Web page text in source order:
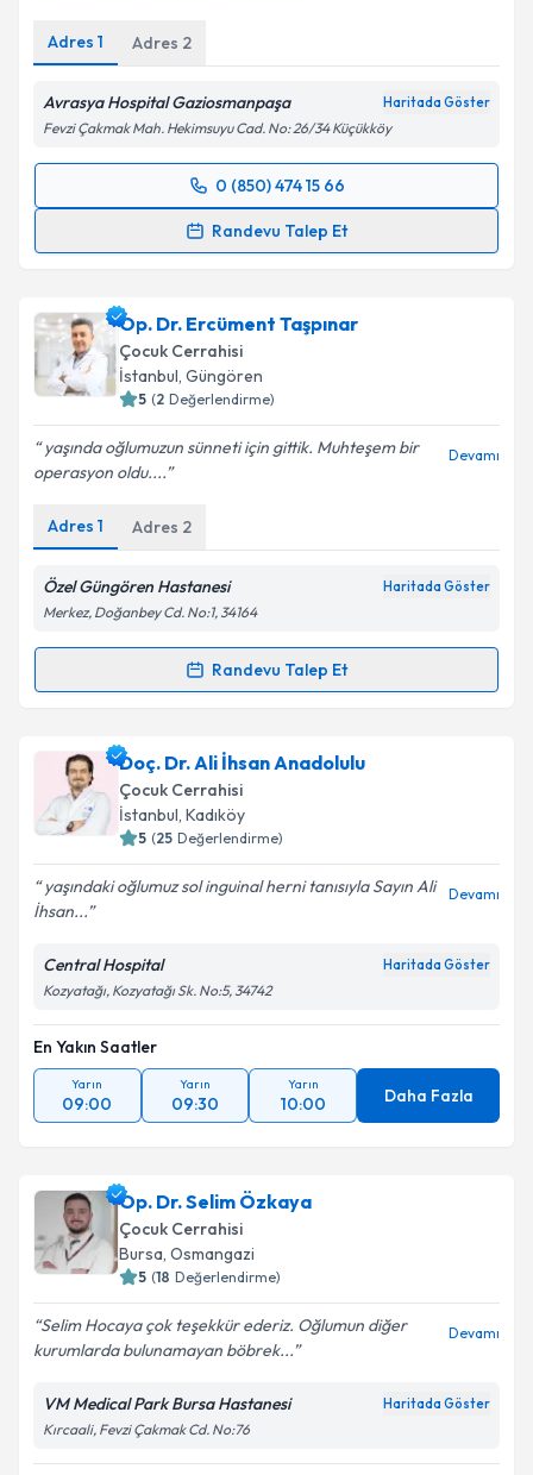
Adres 1 Adres 2
Avrasya Hospital Gaziosmanpaşa Haritada Göster
Fevzi Çakmak Mah. Hekimsuyu Cad. No: 26/34 Küçükköy
0 (850) 474 15 66
Randevu Talep Et
Randevu Takvimi Talebi
için bir takvim hazırlandığında e-posta ile
bilgilendireceğiz.
E-posta Adresiniz
Metni 'ni okudum ve kişisel verilerimin belirtilen
Op. Dr. Ercüment Taşpınar
Çocuk Cerrahisi
İstanbul, Güngören
5 (2 Değerlendirme)
yaşında oğlumuzun sünneti için gittik. Muhteşem bir
operasyon oldu....
Devamı
Adres 1 Adres 2
Özel Güngören Hastanesi Haritada Göster
Merkez, Doğanbey Cd. No:1, 34164
Randevu Talep Et
Randevu Takvimi Talebi
Op. Dr. Ercüment Taşpınariçin randevu takvimi
talebi oluşturun. Size bu uzmandan randevu almanız
için bir takvim hazırlandığında e-posta ile
bilgilendireceğiz.
E-posta Adresiniz
Kişisel verilerimin işlenmesine ilişkin
Metni'ni okudum ve kişisel verilerimin belirtilen
kapsamda işlenmesini kabul ediyorum.
Takvim Talebini Gönder
Doç. Dr. Ali İhsan Anadolulu
Çocuk Cerrahisi
İstanbul, Kadıköy
5 (25 Değerlendirme)
yaşındaki oğlumuz sol inguinal herni tanısıyla Sayın Ali
İhsan...
Devamı
Central Hospital Haritada Göster
Kozyatağı, Kozyatağı Sk. No:5, 34742
En Yakın Saatler
Yarın
09:00
Yarın
09:30
Yarın
10:00 Daha Fazla
Op. Dr. Selim Özkaya
Çocuk Cerrahisi
Bursa, Osmangazi
5 (18 Değerlendirme)
Selim Hocaya çok teşekkür ederiz. Oğlumun diğer
kurumlarda bulunamayan böbrek...
Devamı
VM Medical Park Bursa Hastanesi Haritada Göster
Kırcaali, Fevzi Çakmak Cd. No:76